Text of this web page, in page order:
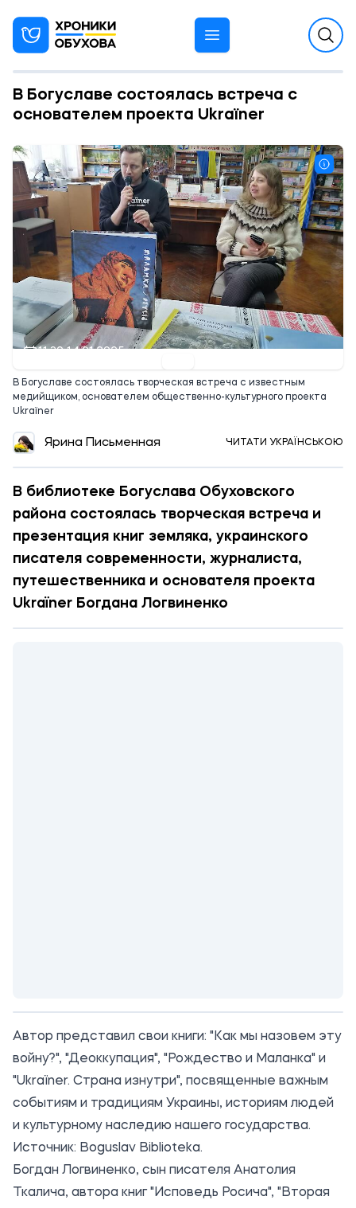
В Богуславе состоялась встреча с
основателем проекта Ukraїner
11:30 14.01.2025
В Богуславе состоялась творческая встреча с известным
медийщиком, основателем общественно-культурного проекта
Ukraїner
Ярина Письменная ЧИТАТИ УКРАЇНСЬКОЮ
В библиотеке Богуслава Обуховского
района состоялась творческая встреча и
презентация книг земляка, украинского
писателя современности, журналиста,
путешественника и основателя проекта
Ukraïner Богдана Логвиненко
Автор представил свои книги: "Как мы назовем эту
войну?", "Деоккупация", "Рождество и Маланка" и
"Ukraïner. Страна изнутри", посвященные важным
событиям и традициям Украины, историям людей
и культурному наследию нашего государства.
Источник: Boguslav Biblioteka.
Богдан Логвиненко, сын писателя Анатолия
Ткалича, автора книг "Исповедь Росича", "Вторая